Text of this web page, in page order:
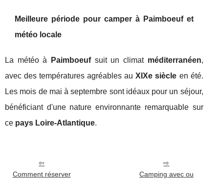
Meilleure période pour camper à Paimboeuf et
météo locale
La météo à Paimboeufsuit un climat méditerranéen,
avec des températures agréables auXIXe siècle en été.
Les mois de mai à septembre sont idéaux pour un séjour,
bénéficiant d'une nature environnante remarquable sur
ce pays Loire-Atlantique.
Comment réserver
Camping avec ou